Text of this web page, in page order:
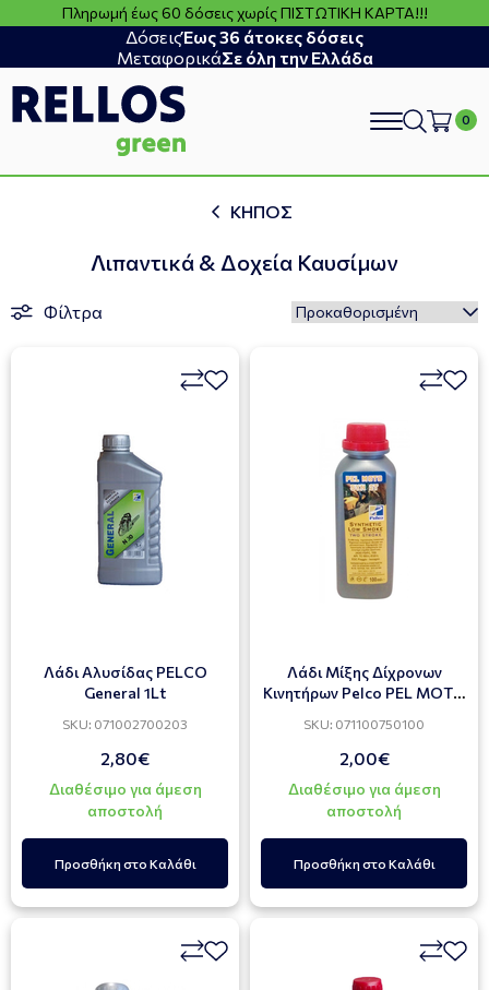
Πληρωμή έως 60 δόσεις χωρίς ΠΙΣΤΩΤΙΚΗ ΚΑΡΤΑ!!!
ΔόσειςΈως 36 άτοκες δόσεις
ΜεταφορικάΣε όλη την Ελλάδα
search
ΚΗΠΟΣ
Λιπαντικά & Δοχεία Καυσίμων
Φίλτρα
Λάδι Αλυσίδας PELCO
General 1Lt
SKU: 071002700203
2,80€
Διαθέσιμο για άμεση
αποστολή
Προσθήκη στο Καλάθι
Λάδι Μίξης Δίχρονων
Κινητήρων Pelco PEL MOTO
SKU: 071100750100
2,00€
Διαθέσιμο για άμεση
αποστολή
Προσθήκη στο Καλάθι